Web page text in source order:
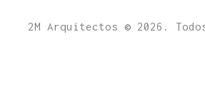
2M Arquitectos © 2026.